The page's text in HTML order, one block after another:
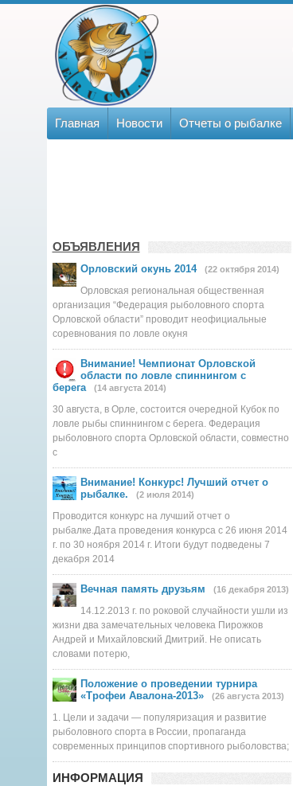
Главная Новости Отчеты о рыбалке
ОБЪЯВЛЕНИЯ
Орловский окунь 2014 (22 октября 2014)
Орловская региональная общественная
организация “Федерация рыболовного спорта
Орловской области” проводит неофициальные
соревнования по ловле окуня
Внимание! Чемпионат Орловской
области по ловле спиннингом с
берега
(14 августа 2014)
30 августа, в Орле, состоится очередной Кубок по
ловле рыбы спиннингом с берега. Федерация
рыболовного спорта Орловской области, совместно
с
Внимание! Конкурс! Лучший отчет о
рыбалке.
(2 июля 2014)
Проводится конкурс на лучший отчет о
рыбалке.Дата проведения конкурса с 26 июня 2014
г. по 30 ноября 2014 г. Итоги будут подведены 7
декабря 2014
Вечная память друзьям (16 декабря 2013)
14.12.2013 г. по роковой случайности ушли из
жизни два замечательных человека Пирожков
Андрей и Михайловский Дмитрий. Не описать
словами потерю,
Положение о проведении турнира
«Трофеи Авалона-2013»
(26 августа 2013)
1. Цели и задачи — популяризация и развитие
рыболовного спорта в России, пропаганда
современных принципов спортивного рыболовства;
ИНФОРМАЦИЯ